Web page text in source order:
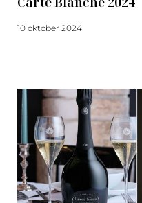
10 oktober 2024